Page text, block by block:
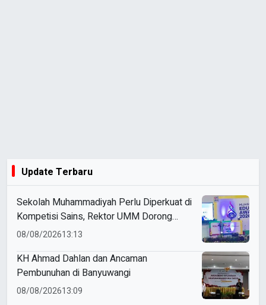
Update Terbaru
Sekolah Muhammadiyah Perlu Diperkuat di
Kompetisi Sains, Rektor UMM Dorong
Coaching Clinic
08/08/202613:13
KH Ahmad Dahlan dan Ancaman
Pembunuhan di Banyuwangi
08/08/202613:09